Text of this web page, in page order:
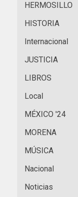
HERMOSILLO
HISTORIA
Internacional
JUSTICIA
LIBROS
Local
MÉXICO '24
MORENA
MÚSICA
Nacional
Noticias